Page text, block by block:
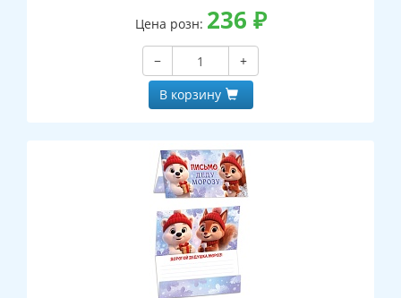
Цена розн: 236 ₽
−
+
В корзину